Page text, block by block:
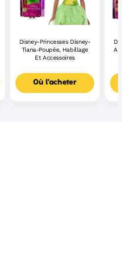
Disney-Princesses Disney-
Tiana-Poupée, Habillage
Et Accessoires
Où l'acheter